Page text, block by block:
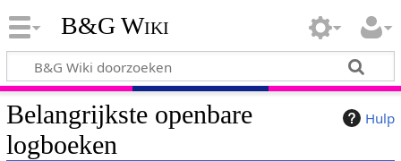
B&G Wiki
Hulp
Belangrijkste openbare
logboeken